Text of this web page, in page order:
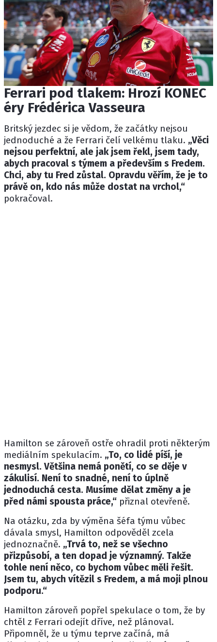
Ferrari pod tlakem: Hrozí KONEC
éry Frédérica Vasseura
Britský jezdec si je vědom, že začátky nejsou
jednoduché a že Ferrari čelí velkému tlaku. „Věci
nejsou perfektní, ale jak jsem řekl, jsem tady,
abych pracoval s týmem a především s Fredem.
Chci, aby tu Fred zůstal. Opravdu věřím, že je to
právě on, kdo nás může dostat na vrchol,“
pokračoval.
Hamilton se zároveň ostře ohradil proti některým
mediálním spekulacím. „To, co lidé píší, je
nesmysl. Většina nemá ponětí, co se děje v
zákulisí. Není to snadné, není to úplně
jednoduchá cesta. Musíme dělat změny a je
před námi spousta práce,“ přiznal otevřeně.
Na otázku, zda by výměna šéfa týmu vůbec
dávala smysl, Hamilton odpověděl zcela
jednoznačně. „Trvá to, než se všechno
přizpůsobí, a ten dopad je významný. Takže
tohle není něco, co bychom vůbec měli řešit.
Jsem tu, abych vítězil s Fredem, a má moji plnou
podporu.“
Hamilton zároveň popřel spekulace o tom, že by
chtěl z Ferrari odejít dříve, než plánoval.
Připomněl, že u týmu teprve začíná, má